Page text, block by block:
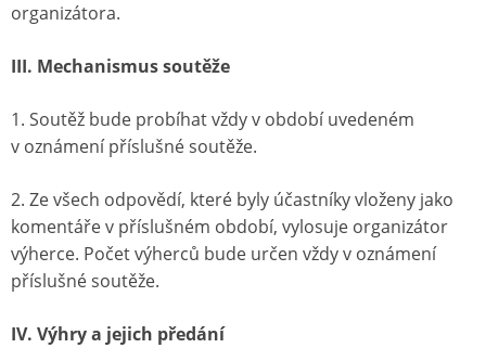
organizátora.
III. Mechanismus soutěže
1. Soutěž bude probíhat vždy v období uvedeném
v oznámení příslušné soutěže.
2. Ze všech odpovědí, které byly účastníky vloženy jako
komentáře v příslušném období, vylosuje organizátor
výherce. Počet výherců bude určen vždy v oznámení
příslušné soutěže.
IV. Výhry a jejich předání